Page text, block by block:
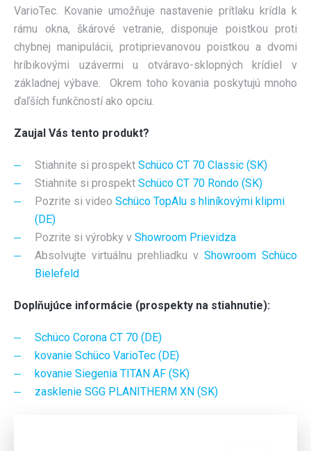
VarioTec. Kovanie umožňuje nastavenie prítlaku krídla k
rámu okna, škárové vetranie, disponuje poistkou proti
chybnej manipulácii, protiprievanovou poistkou a dvomi
hríbikovými uzávermi u otváravo-sklopných krídiel v
základnej výbave. Okrem toho kovania poskytujú mnoho
ďaľších funkčností ako opciu.
Zaujal Vás tento produkt?
Stiahnite si prospekt Schüco CT 70 Classic (SK)
Stiahnite si prospekt Schüco CT 70 Rondo (SK)
Pozrite si video Schüco TopAlu s hliníkovými klipmi
(DE)
Pozrite si výrobky v Showroom Prievidza
Absolvujte virtuálnu prehliadku v Showroom Schüco
Bielefeld
Doplňujúce informácie (prospekty na stiahnutie):
Schüco Corona CT 70 (DE)
kovanie Schüco VarioTec (DE)
kovanie Siegenia TITAN AF (SK)
zasklenie SGG PLANITHERM XN (SK)